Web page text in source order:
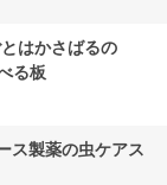
はかさばるの
る板
ス製薬の虫ケアス